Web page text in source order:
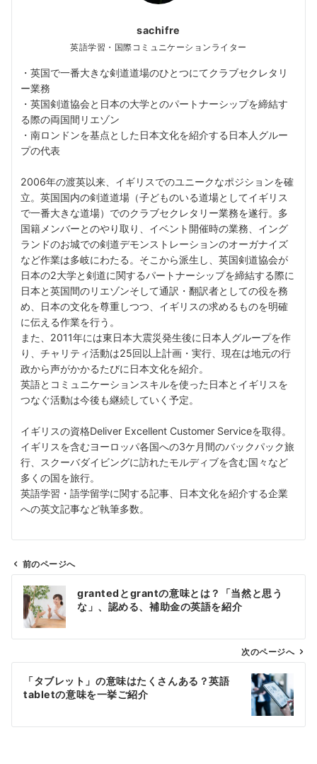
sachifre
英語学習・国際コミュニケーションライター
・英国で一番大きな剣道道場のひとつにてクラブセクレタリ
ー業務
・英国剣道協会と日本の大学とのパートナーシップを締結す
る際の両国間リエゾン
・南ロンドンを基点とした日本文化を紹介する日本人グルー
プの代表
2006年の渡英以来、イギリスでのユニークなポジションを確
立。英国国内の剣道道場（子どものいる道場としてイギリス
で一番大きな道場）でのクラブセクレタリー業務を遂行。多
国籍メンバーとのやり取り、イベント開催時の業務、イング
ランドのお城での剣道デモンストレーションのオーガナイズ
など作業は多岐にわたる。そこから派生し、英国剣道協会が
日本の2大学と剣道に関するパートナーシップを締結する際に
日本と英国間のリエゾンそして通訳・翻訳者としての役を務
め、日本の文化を尊重しつつ、イギリスの求めるものを明確
に伝える作業を行う。
また、2011年には東日本大震災発生後に日本人グループを作
り、チャリティ活動は25回以上計画・実行、現在は地元の行
政から声がかかるたびに日本文化を紹介。
英語とコミュニケーションスキルを使った日本とイギリスを
つなぐ活動は今後も継続していく予定。
イギリスの資格Deliver Excellent Customer Serviceを取得。
イギリスを含むヨーロッパ各国への3ケ月間のバックパック旅
行、スクーバダイビングに訪れたモルディブを含む国々など
多くの国を旅行。
英語学習・語学留学に関する記事、日本文化を紹介する企業
への英文記事など執筆多数。
ン
前のページへ
grantedとgrantの意味とは？「当然と思う
な」、認める、補助金の英語を紹介
次のページへ
「タブレット」の意味はたくさんある？英語
tabletの意味を一挙ご紹介